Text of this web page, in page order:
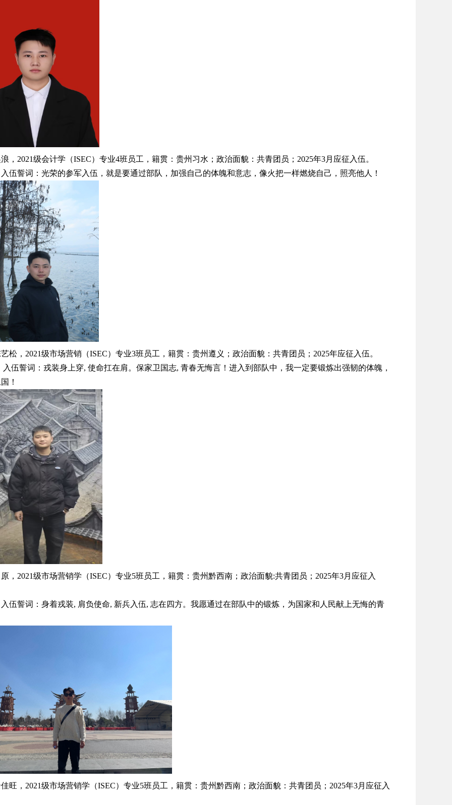
，2021级会计学（ISEC）专业4班员工，籍贯：贵州习水；政治面貌：共青团员；2025年3月应征入伍。
誓词：光荣的参军入伍，就是要通过部队，加强自己的体魄和意志，像火把一样燃烧自己，照亮他人！
松，2021级市场营销（ISEC）专业3班员工，籍贯：贵州遵义；政治面貌：共青团员；2025年应征入伍。
誓词：戎装身上穿, 使命扛在肩。保家卫国志, 青春无悔言！进入到部队中，我一定要锻炼出强韧的体魄，
！
，2021级市场营销学（ISEC）专业5班员工，籍贯：贵州黔西南；政治面貌:共青团员；2025年3月应征入
誓词：身着戎装, 肩负使命, 新兵入伍, 志在四方。我愿通过在部队中的锻炼，为国家和人民献上无悔的青
旺，2021级市场营销学（ISEC）专业5班员工，籍贯：贵州黔西南；政治面貌：共青团员；2025年3月应征入